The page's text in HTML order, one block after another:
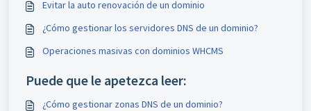
Evitar la auto renovación de un dominio
¿Cómo gestionar los servidores DNS de un dominio?
Operaciones masivas con dominios WHCMS
Puede que le apetezca leer:
¿Cómo gestionar zonas DNS de un dominio?